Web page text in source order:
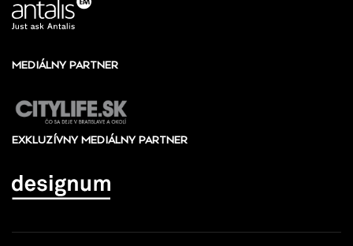
MEDIÁLNY PARTNER
EXKLUZÍVNY MEDIÁLNY PARTNER